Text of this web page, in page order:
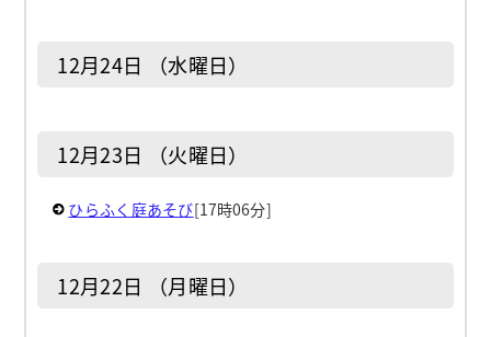
12月24日 （水曜日）
12月23日 （火曜日）
ひらふく庭あそび[17時06分]
12月22日 （月曜日）